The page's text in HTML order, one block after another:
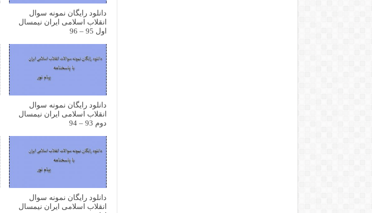
دانلود رایگان نمونه سوال
انقلاب اسلامی ایران نیمسال
اول 95 – 96
دانلود رایگان نمونه سوال
انقلاب اسلامی ایران نیمسال
دوم 93 – 94
دانلود رایگان نمونه سوال
انقلاب اسلامی ایران نیمسال